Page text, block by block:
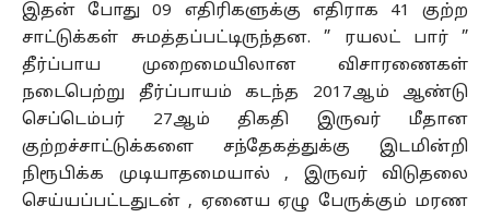
இதன் போது 09 எதிரிகளுக்கு எதிராக 41 குற்ற
சாட்டுக்கள் சுமத்தப்பட்டிருந்தன. ” ரயலட் பார் ”
தீர்ப்பாய முறைமையிலான விசாரணைகள்
நடைபெற்று தீர்ப்பாயம் கடந்த 2017ஆம் ஆண்டு
செப்டெம்பர் 27ஆம் திகதி இருவர் மீதான
குற்றச்சாட்டுக்களை சந்தேகத்துக்கு இடமின்றி
நிரூபிக்க முடியாதமையால் , இருவர் விடுதலை
செய்யப்பட்டதுடன் , ஏனைய ஏழு பேருக்கும் மரண